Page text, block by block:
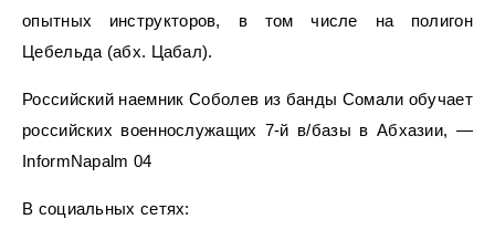
опытных инструкторов, в том числе на полигон
Цебельда (абх. Цабал).
Российский наемник Соболев из банды Сомали обучает
российских военнослужащих 7-й в/базы в Абхазии, —
InformNapalm 04
В социальных сетях: